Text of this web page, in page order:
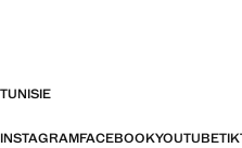
TUNISIE
INSTAGRAMFACEBOOKYOUTUBE